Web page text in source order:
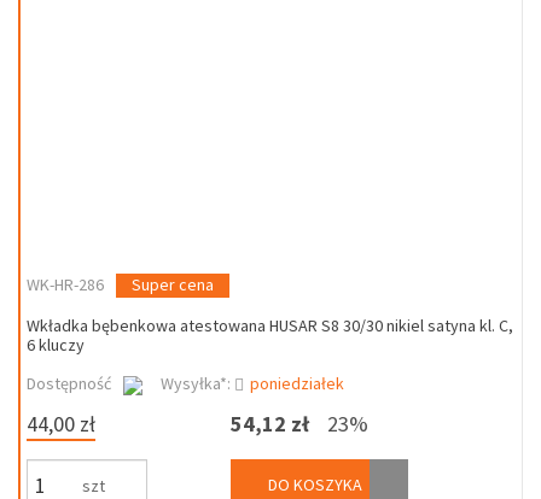
WK-HR-286
Super cena
Wkładka bębenkowa atestowana HUSAR S8 30/30 nikiel satyna kl. C,
6 kluczy
Dostępność
Wysyłka*: poniedziałek
44,00 zł
szt
54,12 zł 23%
DO KOSZYKA